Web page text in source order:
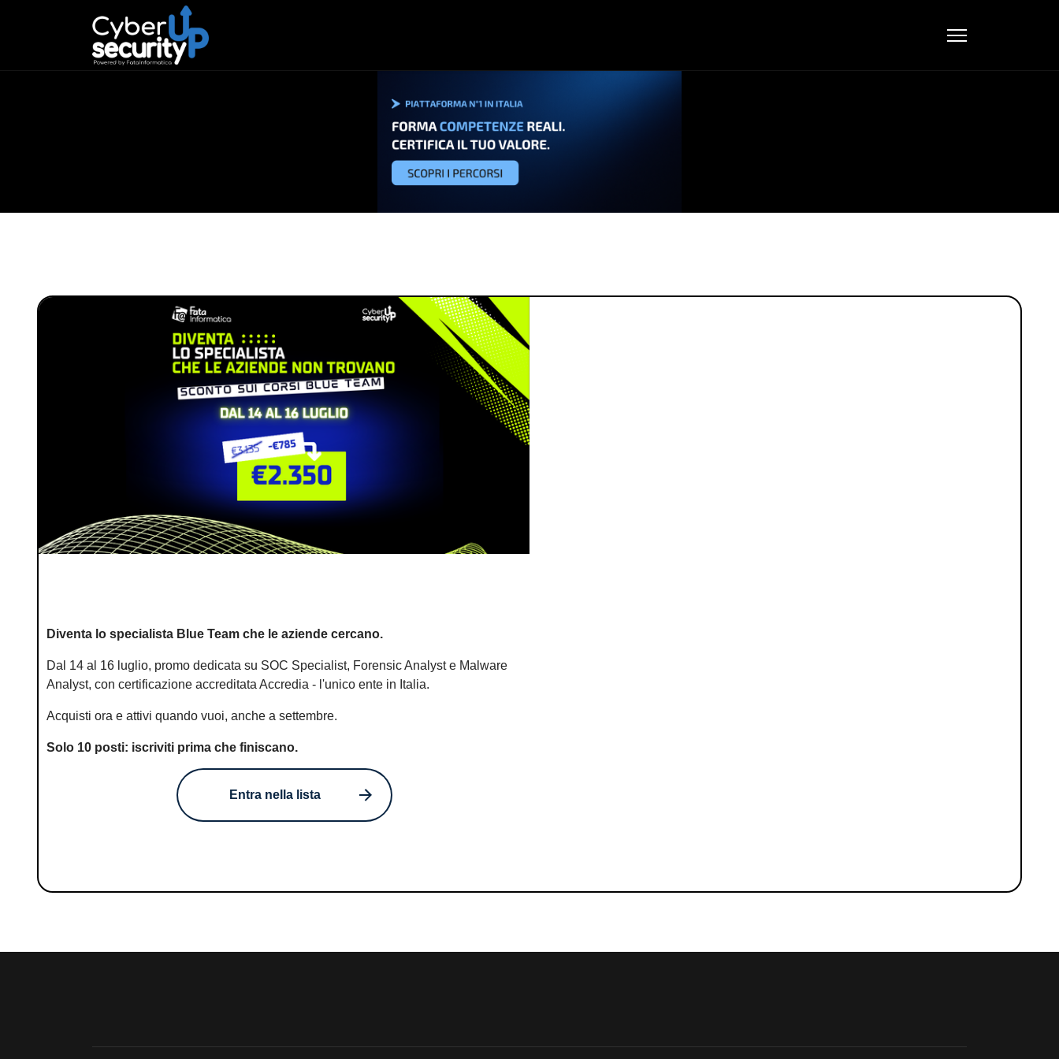
Diventa lo specialista Blue Team che le aziende cercano.
Dal 14 al 16 luglio, promo dedicata su SOC Specialist, Forensic Analyst e Malware
Analyst, con certificazione accreditata Accredia - l'unico ente in Italia.
Acquisti ora e attivi quando vuoi, anche a settembre.
Solo 10 posti: iscriviti prima che finiscano.
Entra nella lista